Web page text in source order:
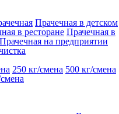
Прачечная в детском
в ресторане Прачечная в
Прачечная на предприятии
250 кг/смена 500 кг/смена